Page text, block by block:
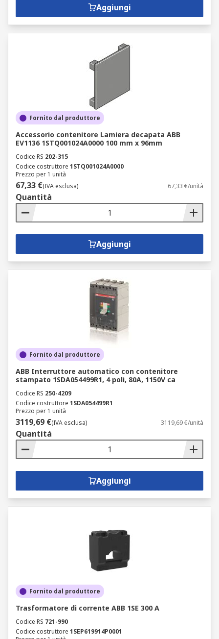
Aggiungi
Fornito dal produttore
Accessorio contenitore Lamiera decapata ABB
EV1136 1STQ001024A0000 100 mm x 96mm
Codice RS 202-315
Codice costruttore 1STQ001024A0000
Prezzo per 1 unità
67,33 €(IVA esclusa) 67,33 €/unità
Quantità
Aggiungi
Fornito dal produttore
ABB Interruttore automatico con contenitore
stampato 1SDA054499R1, 4 poli, 80A, 1150V ca
Codice RS 250-4209
Codice costruttore 1SDA054499R1
Prezzo per 1 unità
3119,69 €(IVA esclusa) 3119,69 €/unità
Quantità
Aggiungi
Fornito dal produttore
Trasformatore di corrente ABB 1SE 300 A
Codice RS 721-990
Codice costruttore 1SEP619914P0001